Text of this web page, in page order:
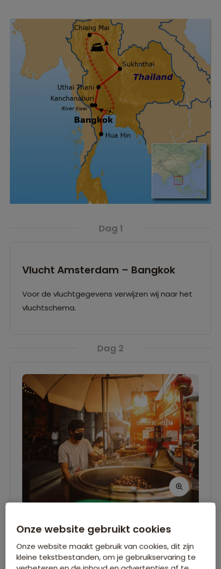
Dag 1
Vlucht Amsterdam – Bangkok
Voor de vluchtgegevens verwijzen wij naar het
vluchtschema.
Dag 2
Aankomst Bangkok
Na aankomst rijden we naar ons centraal
gelegen hotel, niet ver van
Onze website gebruikt cookies
Onze website maakt gebruik van cookies, dit zijn
kleine tekstbestanden, om je gebruikservaring te